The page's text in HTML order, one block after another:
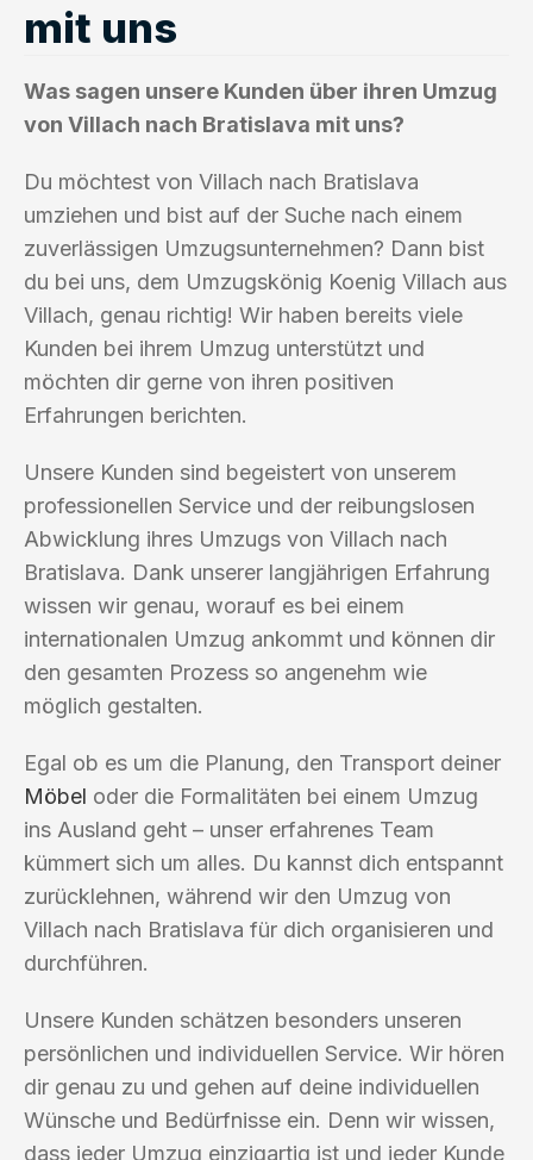
mit uns
Was sagen unsere Kunden über ihren Umzug
von Villach nach Bratislava mit uns?
Du möchtest von Villach nach Bratislava
umziehen und bist auf der Suche nach einem
zuverlässigen Umzugsunternehmen? Dann bist
du bei uns, dem Umzugskönig Koenig Villach aus
Villach, genau richtig! Wir haben bereits viele
Kunden bei ihrem Umzug unterstützt und
möchten dir gerne von ihren positiven
Erfahrungen berichten.
Unsere Kunden sind begeistert von unserem
professionellen Service und der reibungslosen
Abwicklung ihres Umzugs von Villach nach
Bratislava. Dank unserer langjährigen Erfahrung
wissen wir genau, worauf es bei einem
internationalen Umzug ankommt und können dir
den gesamten Prozess so angenehm wie
möglich gestalten.
Egal ob es um die Planung, den Transport deiner
Möbel oder die Formalitäten bei einem Umzug
ins Ausland geht – unser erfahrenes Team
kümmert sich um alles. Du kannst dich entspannt
zurücklehnen, während wir den Umzug von
Villach nach Bratislava für dich organisieren und
durchführen.
Unsere Kunden schätzen besonders unseren
persönlichen und individuellen Service. Wir hören
dir genau zu und gehen auf deine individuellen
Wünsche und Bedürfnisse ein. Denn wir wissen,
dass jeder Umzug einzigartig ist und jeder Kunde